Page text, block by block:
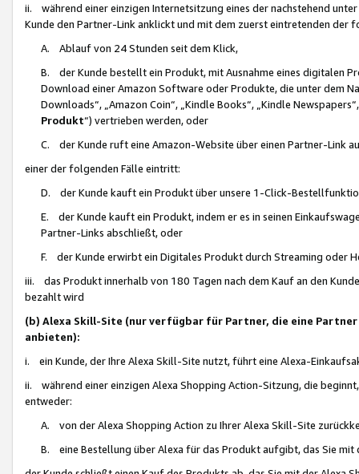
ii. während einer einzigen Internetsitzung eines der nachstehend
Kunde den Partner-Link anklickt und mit dem zuerst eintretenden der
A. Ablauf von 24 Stunden seit dem Klick,
B. der Kunde bestellt ein Produkt, mit Ausnahme eines digitalen
Download einer Amazon Software oder Produkte, die unter dem
Downloads“, „Amazon Coin“, „Kindle Books“, „Kindle
Produkt“) vertrieben werden, oder
C. der Kunde ruft eine Amazon-Website über einen Partner-Link
einer der folgenden Fälle eintritt:
D. der Kunde kauft ein Produkt über unsere 1-Click-
E. der Kunde kauft ein Produkt, indem er es in seinen
Partner-Links abschließt, oder
F. der Kunde erwirbt ein Digitales Produkt durch Streaming oder
iii. das Produkt innerhalb von 180 Tagen nach dem Kauf an den
bezahlt wird
(b) Alexa Skill-Site (nur verfügbar für Partner, die eine
anbieten):
i. ein Kunde, der Ihre Alexa Skill-Site nutzt, führt eine Alexa-
ii. während einer einzigen Alexa Shopping Action-Sitzung, die
entweder:
A. von der Alexa Shopping Action zu Ihrer Alexa Skill-Site
B. eine Bestellung über Alexa für das Produkt aufgibt, das Sie mit